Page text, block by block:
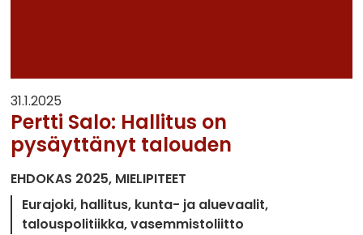
31.1.2025
Pertti Salo: Hallitus on
pysäyttänyt talouden
EHDOKAS 2025 MIELIPITEET
Eurajoki hallitus kunta- ja aluevaalit
talouspolitiikka vasemmistoliitto